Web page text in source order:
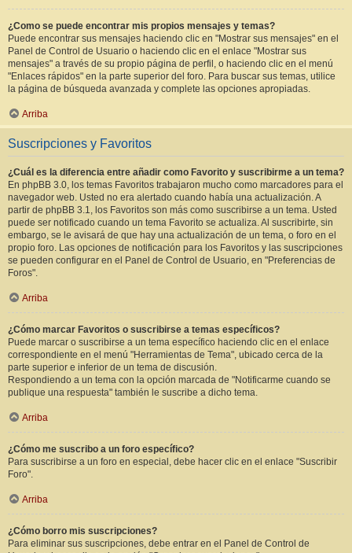
¿Como se puede encontrar mis propios mensajes y temas?
Puede encontrar sus mensajes haciendo clic en "Mostrar sus mensajes" en el
Panel de Control de Usuario o haciendo clic en el enlace "Mostrar sus
mensajes" a través de su propio página de perfil, o haciendo clic en el menú
"Enlaces rápidos" en la parte superior del foro. Para buscar sus temas, utilice
la página de búsqueda avanzada y complete las opciones apropiadas.
Arriba
Suscripciones y Favoritos
¿Cuál es la diferencia entre añadir como Favorito y suscribirme a un tema?
En phpBB 3.0, los temas Favoritos trabajaron mucho como marcadores para el
navegador web. Usted no era alertado cuando había una actualización. A
partir de phpBB 3.1, los Favoritos son más como suscribirse a un tema. Usted
puede ser notificado cuando un tema Favorito se actualiza. Al suscribirte, sin
embargo, se le avisará de que hay una actualización de un tema, o foro en el
propio foro. Las opciones de notificación para los Favoritos y las suscripciones
se pueden configurar en el Panel de Control de Usuario, en "Preferencias de
Foros".
Arriba
¿Cómo marcar Favoritos o suscribirse a temas específicos?
Puede marcar o suscribirse a un tema específico haciendo clic en el enlace
correspondiente en el menú "Herramientas de Tema", ubicado cerca de la
parte superior e inferior de un tema de discusión.
Respondiendo a un tema con la opción marcada de "Notificarme cuando se
publique una respuesta" también le suscribe a dicho tema.
Arriba
¿Cómo me suscribo a un foro específico?
Para suscribirse a un foro en especial, debe hacer clic en el enlace "Suscribir
Foro".
Arriba
¿Cómo borro mis suscripciones?
Para eliminar sus suscripciones, debe entrar en el Panel de Control de